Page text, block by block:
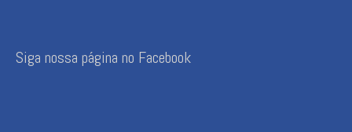
Siga nossa página no Facebook